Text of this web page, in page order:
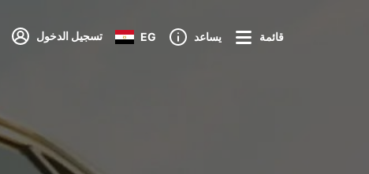
تسجيل الدخول EG يساعد قائمة